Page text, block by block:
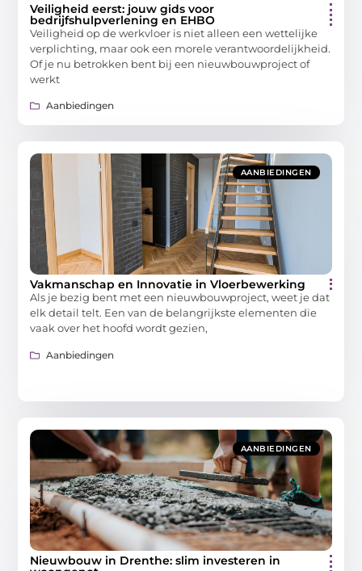
Veiligheid eerst: jouw gids voor
bedrijfshulpverlening en EHBO
Veiligheid op de werkvloer is niet alleen een wettelijke
verplichting, maar ook een morele verantwoordelijkheid.
Of je nu betrokken bent bij een nieuwbouwproject of
werkt
Aanbiedingen
AANBIEDINGEN
Vakmanschap en Innovatie in Vloerbewerking
Als je bezig bent met een nieuwbouwproject, weet je dat
elk detail telt. Een van de belangrijkste elementen die
vaak over het hoofd wordt gezien,
Aanbiedingen
AANBIEDINGEN
Nieuwbouw in Drenthe: slim investeren in